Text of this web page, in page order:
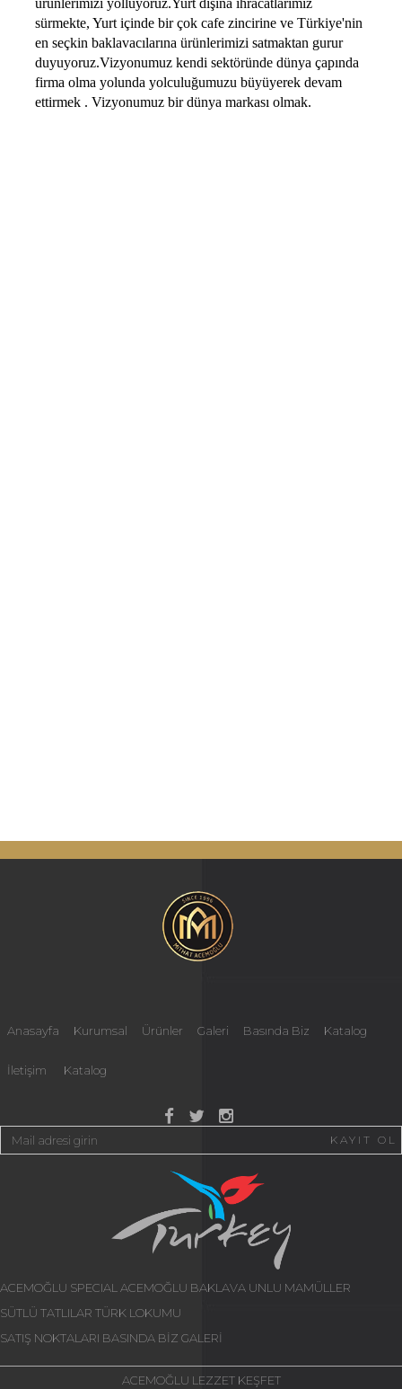
ürünlerimizi yolluyoruz.Yurt dışına ihracatlarımız
sürmekte, Yurt içinde bir çok cafe zincirine ve Türkiye'nin
en seçkin baklavacılarına ürünlerimizi satmaktan gurur
duyuyoruz.Vizyonumuz kendi sektöründe dünya çapında
firma olma yolunda yolculuğumuzu büyüyerek devam
ettirmek . Vizyonumuz bir dünya markası olmak.
Anasayfa Kurumsal Ürünler Galeri Basında Biz Katalog
İletişim Katalog
KAYIT OL
ACEMOĞLU SPECIALACEMOĞLU BAKLAVA UNLU MAMÜLLER
SÜTLÜ TATLILAR TÜRK LOKUMU
SATIŞ NOKTALARI BASINDA BİZ GALERİ
ACEMOĞLU LEZZET KEŞFET